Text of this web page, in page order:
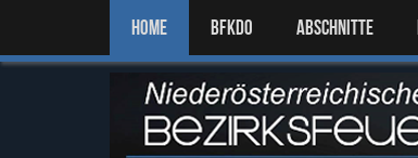
Home BFKDO ABSCHNITTE